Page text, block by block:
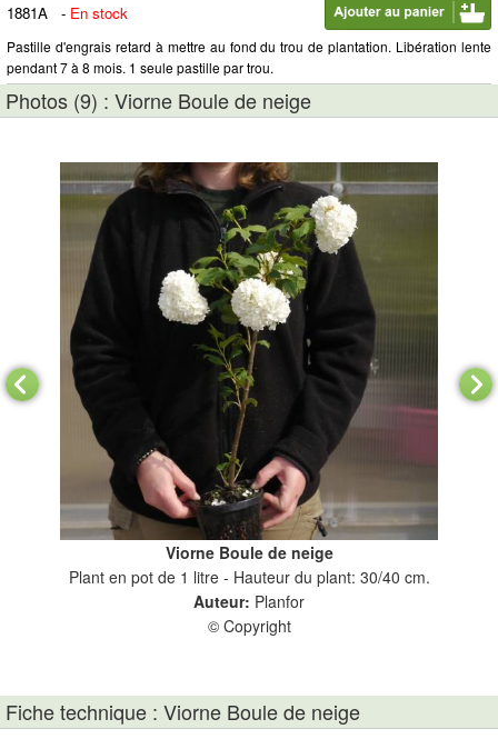
1881A
- En stock
Pastille d'engrais retard à mettre au fond du trou de plantation. Libération lente
pendant 7 à 8 mois. 1 seule pastille par trou.
Photos (9) : Viorne Boule de neige
Viorne Boule de neige
Plant en pot de 1 litre - Hauteur du plant: 30/40 cm.
Auteur: Planfor
© Copyright
Fiche technique : Viorne Boule de neige